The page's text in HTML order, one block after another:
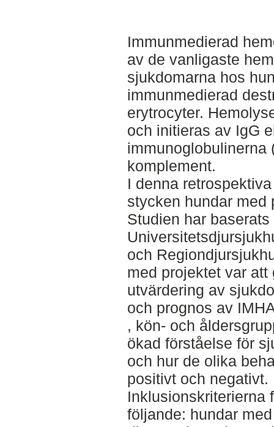
Immunmedierad
av de vanligaste
sjukdomarna hos
immunmedierad
erytrocyter.
och initieras av IgG
immunoglobulinerna
komplement.
I denna
stycken hundar med
Studien har
och
med projektet var att
utvärdering av
och prognos av
, kön- och
ökad förståelse för
och hur de olika
positivt och negativt.
Inklusionskriterierna
följande: hundar